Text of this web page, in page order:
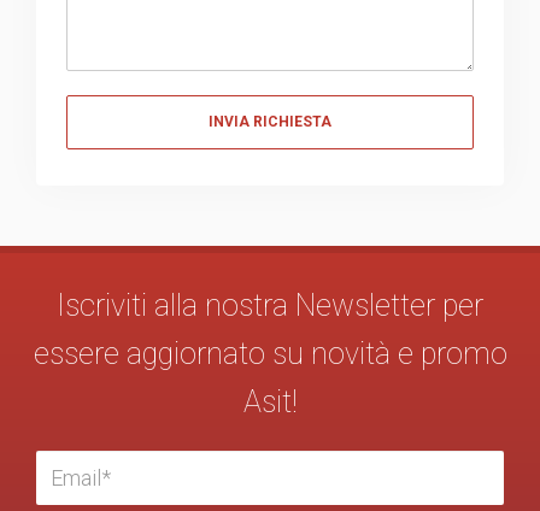
Iscriviti alla nostra Newsletter per
essere aggiornato su novità e promo
Asit!